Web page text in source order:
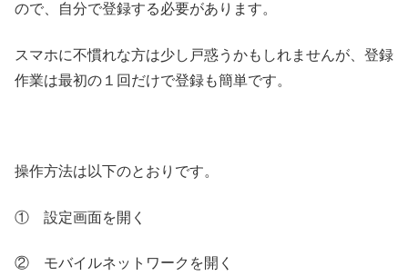
ので、自分で登録する必要があります。
スマホに不慣れな方は少し戸惑うかもしれませんが、登録
作業は最初の１回だけで登録も簡単です。
操作方法は以下のとおりです。
① 設定画面を開く
② モバイルネットワークを開く